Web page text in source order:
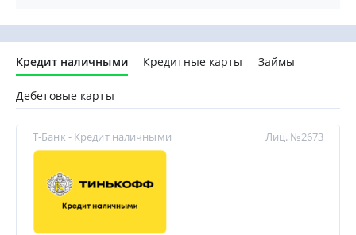
Кредит наличными Кредитные карты Займы
Дебетовые карты
Т-Банк - Кредит наличными Лиц. №2673